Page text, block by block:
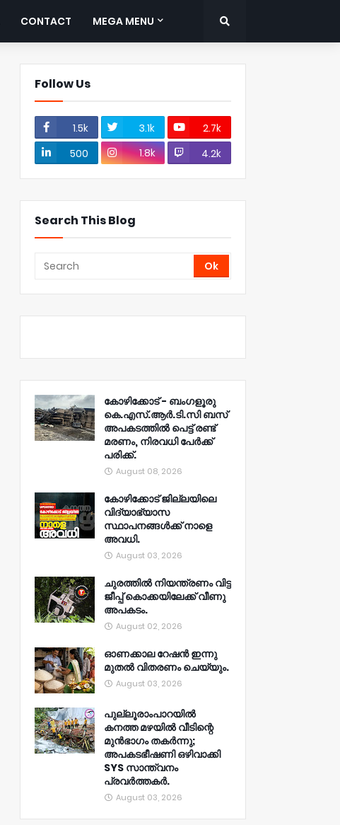
CONTACT MEGA MENU
Follow Us
1.5k 3.1k
2.7k
500
1.8k 4.2k
Search This Blog
കോഴിക്കോട് - ബംഗളൂരു
കെ.എസ്.ആർ.ടി.സി ബസ്
അപകടത്തിൽ പെട്ട് രണ്ട്
മരണം, നിരവധി പേർക്ക്
പരിക്ക്.
August 08, 2026
കോഴിക്കോട് ജില്ലയിലെ
വിദ്യാഭ്യാസ
സ്ഥാപനങ്ങൾക്ക് നാളെ
അവധി.
August 03, 2026
ചുരത്തിൽ നിയന്ത്രണം വിട്ട
ജീപ്പ് കൊക്കയിലേക്ക് വീണു
അപകടം.
August 02, 2026
ഓണക്കാല റേഷൻ ഇന്നു
മുതല്‍ വിതരണം ചെയ്യും.
August 03, 2026
പുല്ലൂരാംപാറയിൽ
കനത്ത മഴയിൽ വീടിന്റെ
മുൻഭാഗം തകർന്നു;
അപകടഭീഷണി ഒഴിവാക്കി
SYS സാന്ത്വനം
പ്രവർത്തകർ.
August 03, 2026